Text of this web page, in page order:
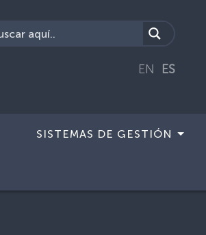
EN ES
SISTEMAS DE GESTIÓN